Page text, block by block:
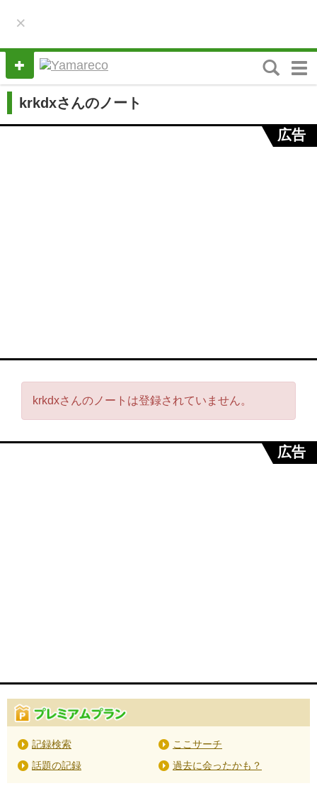
×
M
e
krkdxさんのノート
広告
krkdxさんのノートは登録されていません。
広告
記録検索
ここサーチ
話題の記録
過去に会ったかも？